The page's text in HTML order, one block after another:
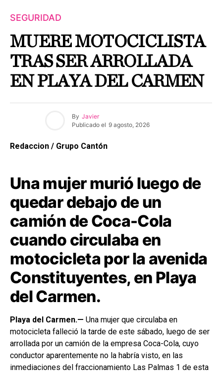
SEGURIDAD
MUERE MOTOCICLISTA
TRAS SER ARROLLADA
EN PLAYA DEL CARMEN
By Javier
Publicado el 9 agosto, 2026
Redaccion / Grupo Cantón
Una mujer murió luego de
quedar debajo de un
camión de Coca-Cola
cuando circulaba en
motocicleta por la avenida
Constituyentes, en Playa
del Carmen.
Playa del Carmen.— Una mujer que circulaba en
motocicleta falleció la tarde de este sábado, luego de ser
arrollada por un camión de la empresa Coca-Cola, cuyo
conductor aparentemente no la habría visto, en las
inmediaciones del fraccionamiento Las Palmas 1 de esta